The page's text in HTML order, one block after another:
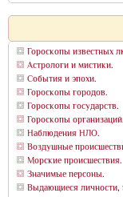
Гороскопы известных
Астрологи и мистики.
События и эпохи.
Гороскопы городов.
Гороскопы государств.
Гороскопы организаций.
Наблюдения НЛО.
Воздушные
Морские происшествия.
Значимые персоны.
Выдающиеся личности,